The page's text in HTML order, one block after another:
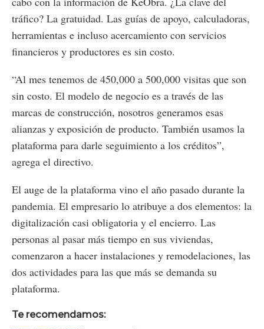
tráfico? La gratuidad. Las guías de apoyo, calculadoras,
herramientas e incluso acercamiento con servicios
financieros y productores es sin costo.
“Al mes tenemos de 450,000 a 500,000 visitas que son
sin costo. El modelo de negocio es a través de las
marcas de construcción, nosotros generamos esas
alianzas y exposición de producto. También usamos la
plataforma para darle seguimiento a los créditos”,
agrega el directivo.
El auge de la plataforma vino el año pasado durante la
pandemia. El empresario lo atribuye a dos elementos: la
digitalización casi obligatoria y el encierro. Las
personas al pasar más tiempo en sus viviendas,
comenzaron a hacer instalaciones y remodelaciones, las
dos actividades para las que más se demanda su
plataforma.
Te recomendamos: